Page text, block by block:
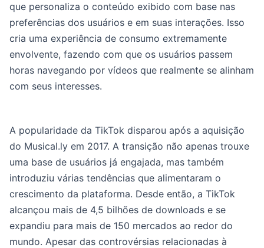
que personaliza o conteúdo exibido com base nas
preferências dos usuários e em suas interações. Isso
cria uma experiência de consumo extremamente
envolvente, fazendo com que os usuários passem
horas navegando por vídeos que realmente se alinham
com seus interesses.
A popularidade da TikTok disparou após a aquisição
do Musical.ly em 2017. A transição não apenas trouxe
uma base de usuários já engajada, mas também
introduziu várias tendências que alimentaram o
crescimento da plataforma. Desde então, a TikTok
alcançou mais de 4,5 bilhões de downloads e se
expandiu para mais de 150 mercados ao redor do
mundo. Apesar das controvérsias relacionadas à